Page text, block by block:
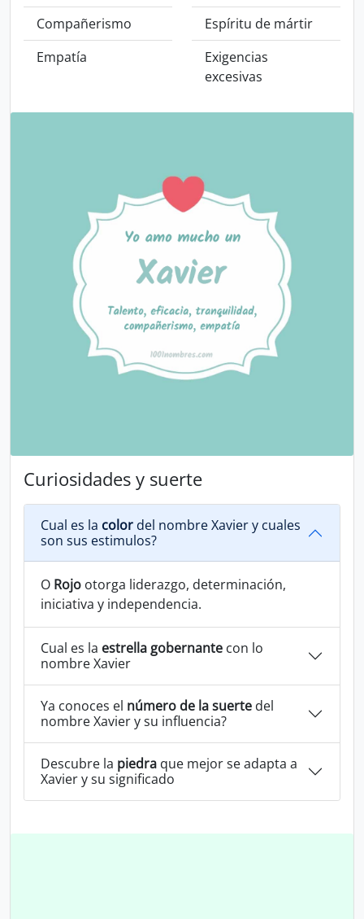
Compañerismo
Empatía
Espíritu de mártir
Exigencias
excesivas
Curiosidades y suerte
Cual es la color del nombre Xavier y cuales
son sus estimulos?
O Rojo otorga liderazgo, determinación,
iniciativa y independencia.
Cual es la estrella gobernante con lo
nombre Xavier
Ya conoces el número de la suerte del
nombre Xavier y su influencia?
Descubre la piedra que mejor se adapta a
Xavier y su significado